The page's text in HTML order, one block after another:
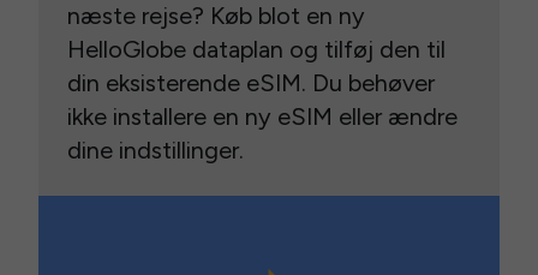
næste rejse? Køb blot en ny
HelloGlobe dataplan og tilføj den til
din eksisterende eSIM. Du behøver
ikke installere en ny eSIM eller ændre
dine indstillinger.